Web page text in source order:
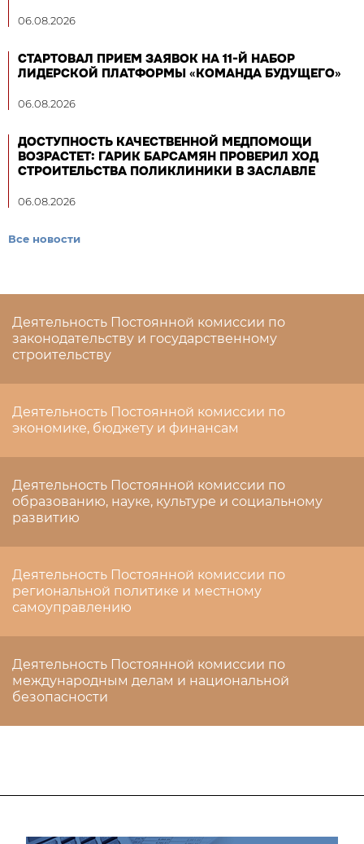
06.08.2026
СТАРТОВАЛ ПРИЕМ ЗАЯВОК НА 11-Й НАБОР
ЛИДЕРСКОЙ ПЛАТФОРМЫ «КОМАНДА БУДУЩЕГО»
06.08.2026
ДОСТУПНОСТЬ КАЧЕСТВЕННОЙ МЕДПОМОЩИ
ВОЗРАСТЕТ: ГАРИК БАРСАМЯН ПРОВЕРИЛ ХОД
СТРОИТЕЛЬСТВА ПОЛИКЛИНИКИ В ЗАСЛАВЛЕ
06.08.2026
Все новости
Деятельность Постоянной комиссии по
законодательству и государственному
строительству
Деятельность Постоянной комиссии по
экономике, бюджету и финансам
Деятельность Постоянной комиссии по
образованию, науке, культуре и социальному
развитию
Деятельность Постоянной комиссии по
региональной политике и местному
самоуправлению
Деятельность Постоянной комиссии по
международным делам и национальной
безопасности